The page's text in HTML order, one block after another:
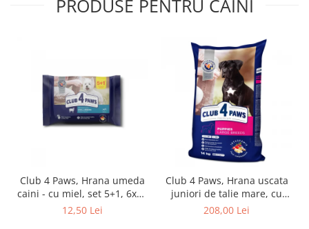
PRODUSE PENTRU CAINI
Club 4 Paws, Hrana umeda
caini - cu miel, set 5+1, 6x80
g
12,50 Lei
Club 4 Paws, Hrana uscata
juniori de talie mare, cu
pui, 14kg
208,00 Lei